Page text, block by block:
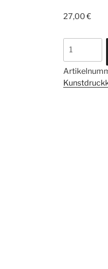
27,00€
Herzengel
der